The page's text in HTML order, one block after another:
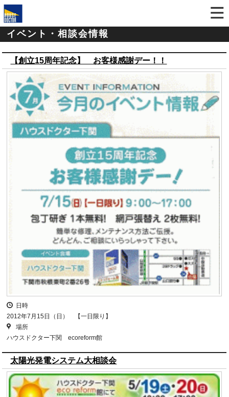
イベント・相談会情報
【創立15周年記念】 お客様感謝デー！！
日時
2012年7月15日（日） 【一日限り】
場所
ハウスドクター下関 ecoreform館
太陽光発電システム大相談会